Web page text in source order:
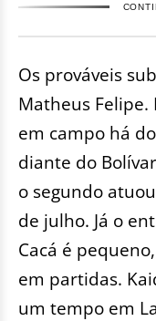
Os prováveis
Matheus
em campo há
diante do
o segundo
de julho. Já o
Cacá é
em partidas.
um tempo em